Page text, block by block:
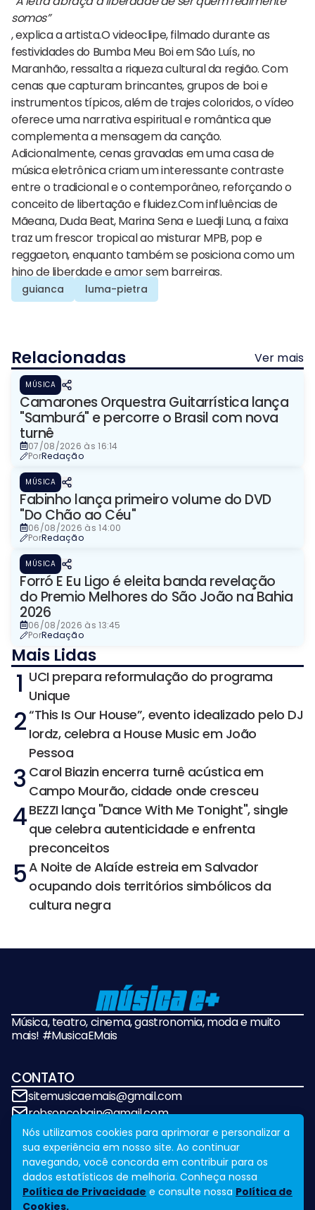
somos”
, explica a artista.O videoclipe, filmado durante as
festividades do Bumba Meu Boi em São Luís, no
Maranhão, ressalta a riqueza cultural da região. Com
cenas que capturam brincantes, grupos de boi e
instrumentos típicos, além de trajes coloridos, o vídeo
oferece uma narrativa espiritual e romântica que
complementa a mensagem da canção.
Adicionalmente, cenas gravadas em uma casa de
música eletrônica criam um interessante contraste
entre o tradicional e o contemporâneo, reforçando o
conceito de libertação e fluidez.Com influências de
Mãeana, Duda Beat, Marina Sena e Luedji Luna, a faixa
traz um frescor tropical ao misturar MPB, pop e
reggaeton, enquanto também se posiciona como um
hino de liberdade e amor sem barreiras.
guianca luma-pietra
Relacionadas Ver mais
MÚSICA
Camarones Orquestra Guitarrística lança
"Samburá" e percorre o Brasil com nova
turnê
07/08/2026 às 16:14
PorRedação
MÚSICA
Fabinho lança primeiro volume do DVD
"Do Chão ao Céu"
06/08/2026 às 14:00
PorRedação
MÚSICA
Forró E Eu Ligo é eleita banda revelação
do Premio Melhores do São João na Bahia
2026
06/08/2026 às 13:45
PorRedação
Mais Lidas
1 UCI prepara reformulação do programa
Unique
2“This Is Our House”, evento idealizado pelo DJ
Iordz, celebra a House Music em João
Pessoa
3 Carol Biazin encerra turnê acústica em
Campo Mourão, cidade onde cresceu
4BEZZI lança "Dance With Me Tonight", single
que celebra autenticidade e enfrenta
preconceitos
5A Noite de Alaíde estreia em Salvador
ocupando dois territórios simbólicos da
cultura negra
Música, teatro, cinema, gastronomia, moda e muito
mais! #MusicaEMais
CONTATO
sitemusicaemais@gmail.com
robsoncobain@gmail.com
REDES SOCIAIS
Nós utilizamos cookies para aprimorar e personalizar a
sua experiência em nosso site. Ao continuar
navegando, você concorda em contribuir para os
dados estatísticos de melhoria. Conheça nossa
Política de Privacidade e consulte nossa Política de
Cookies.